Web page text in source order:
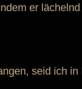
er
seid ich